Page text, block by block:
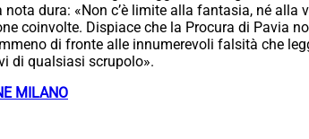
nota dura: «Non c’è limite alla fantasia, né alla
coinvolte. Dispiace che la Procura di Pavia
di fronte alle innumerevoli falsità che
di qualsiasi scrupolo».
MILANO